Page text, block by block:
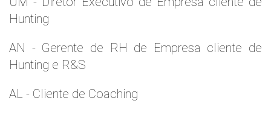
Hunting
AN - Gerente de RH de Empresa cliente de
Hunting e R&S
AL - Cliente de Coaching